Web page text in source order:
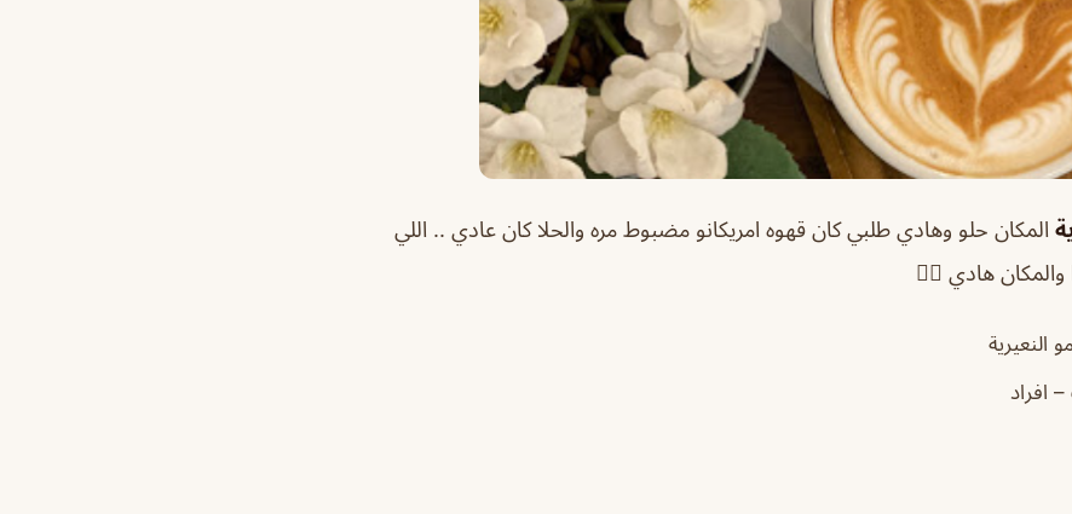
المكان حلو وهادي طلبي كان قهوه امريكانو مضبوط مره والحلا كان عادي .. اللي
هادي 👍🏻
النعيرية
افراد